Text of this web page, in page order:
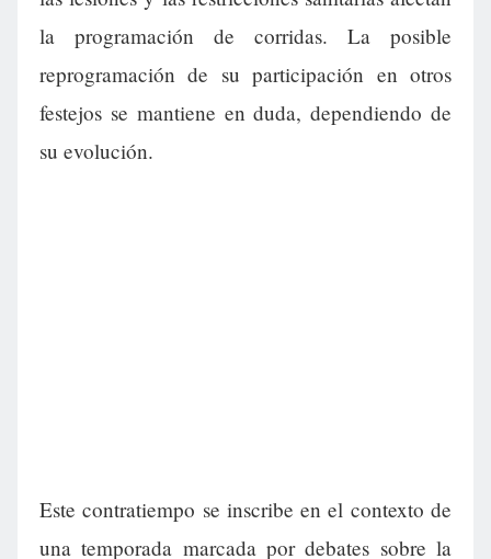
la programación de corridas. La posible
reprogramación de su participación en otros
festejos se mantiene en duda, dependiendo de
su evolución.
Este contratiempo se inscribe en el contexto de
una temporada marcada por debates sobre la